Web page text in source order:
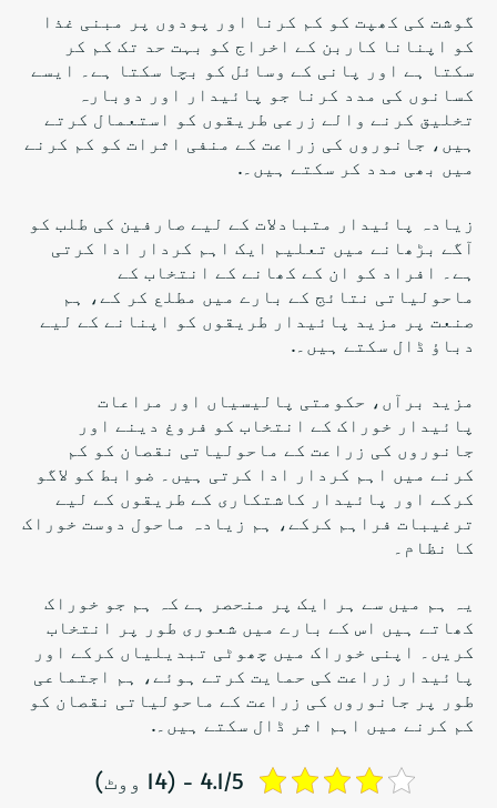
گوشت کی کھپت کو کم کرنا اور پودوں پر مبنی غذا
کو اپنانا کاربن کے اخراج کو بہت حد تک کم کر
سکتا ہے اور پانی کے وسائل کو بچا سکتا ہے۔ ایسے
کسانوں کی مدد کرنا جو پائیدار اور دوبارہ
تخلیق کرنے والے زرعی طریقوں کو استعمال کرتے
ہیں، جانوروں کی زراعت کے منفی اثرات کو کم کرنے
میں بھی مدد کر سکتے ہیں۔.
زیادہ پائیدار متبادلات کے لیے صارفین کی طلب کو
آگے بڑھانے میں تعلیم ایک اہم کردار ادا کرتی
ہے۔ افراد کو ان کے کھانے کے انتخاب کے
ماحولیاتی نتائج کے بارے میں مطلع کر کے، ہم
صنعت پر مزید پائیدار طریقوں کو اپنانے کے لیے
دباؤ ڈال سکتے ہیں۔.
مزید برآں، حکومتی پالیسیاں اور مراعات
پائیدار خوراک کے انتخاب کو فروغ دینے اور
جانوروں کی زراعت کے ماحولیاتی نقصان کو کم
کرنے میں اہم کردار ادا کرتی ہیں۔ ضوابط کو لاگو
کرکے اور پائیدار کاشتکاری کے طریقوں کے لیے
ترغیبات فراہم کرکے، ہم زیادہ
ماحول دوست خوراک
کا نظام
یہ ہم میں سے ہر ایک پر منحصر ہے کہ ہم جو خوراک
کھاتے ہیں اس کے بارے میں شعوری طور پر انتخاب
کریں۔ اپنی خوراک میں چھوٹی تبدیلیاں کرکے اور
پائیدار زراعت کی حمایت کرتے ہوئے، ہم اجتماعی
طور پر جانوروں کی زراعت کے ماحولیاتی نقصان کو
کم کرنے میں اہم اثر ڈال سکتے ہیں۔.
4.1/5 - (14 ووٹ)